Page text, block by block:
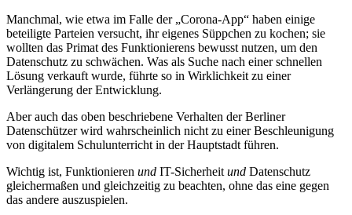
Manchmal, wie etwa im Falle der „Corona-App“ haben einige
beteiligte Parteien versucht, ihr eigenes Süppchen zu kochen; sie
wollten das Primat des Funktionierens bewusst nutzen, um den
Datenschutz zu schwächen. Was als Suche nach einer schnellen
Lösung verkauft wurde, führte so in Wirklichkeit zu einer
Verlängerung der Entwicklung.
Aber auch das oben beschriebene Verhalten der Berliner
Datenschützer wird wahrscheinlich nicht zu einer Beschleunigung
von digitalem Schulunterricht in der Hauptstadt führen.
Wichtig ist, Funktionieren und IT-Sicherheit und Datenschutz
gleichermaßen und gleichzeitig zu beachten, ohne das eine gegen
das andere auszuspielen.